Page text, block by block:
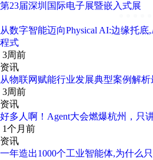
第23届深圳国际电子展暨嵌入式展
从数字智能迈向Physical AI:边缘托
程式
3周前
资讯
从物联网赋能行业发展典型案例解
3周前
资讯
好多人啊！Agent大会燃爆杭州，只
1个月前
资讯
一年造出1000个工业智能体,为什么